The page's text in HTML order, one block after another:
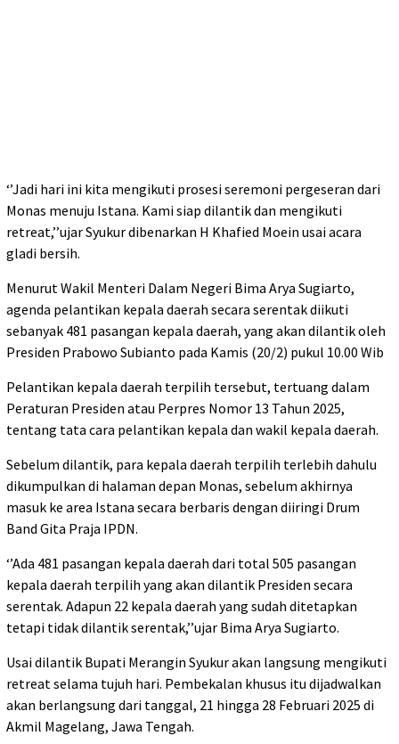
‘’Jadi hari ini kita mengikuti prosesi seremoni pergeseran dari
Monas menuju Istana. Kami siap dilantik dan mengikuti
retreat,’’ujar Syukur dibenarkan H Khafied Moein usai acara
gladi bersih.
Menurut Wakil Menteri Dalam Negeri Bima Arya Sugiarto,
agenda pelantikan kepala daerah secara serentak diikuti
sebanyak 481 pasangan kepala daerah, yang akan dilantik oleh
Presiden Prabowo Subianto pada Kamis (20/2) pukul 10.00 Wib
Pelantikan kepala daerah terpilih tersebut, tertuang dalam
Peraturan Presiden atau Perpres Nomor 13 Tahun 2025,
tentang tata cara pelantikan kepala dan wakil kepala daerah.
Sebelum dilantik, para kepala daerah terpilih terlebih dahulu
dikumpulkan di halaman depan Monas, sebelum akhirnya
masuk ke area Istana secara berbaris dengan diiringi Drum
Band Gita Praja IPDN.
‘’Ada 481 pasangan kepala daerah dari total 505 pasangan
kepala daerah terpilih yang akan dilantik Presiden secara
serentak. Adapun 22 kepala daerah yang sudah ditetapkan
tetapi tidak dilantik serentak,’’ujar Bima Arya Sugiarto.
Usai dilantik Bupati Merangin Syukur akan langsung mengikuti
retreat selama tujuh hari. Pembekalan khusus itu dijadwalkan
akan berlangsung dari tanggal, 21 hingga 28 Februari 2025 di
Akmil Magelang, Jawa Tengah.